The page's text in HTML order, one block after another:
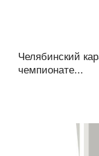
Челябинский
чемпионате...